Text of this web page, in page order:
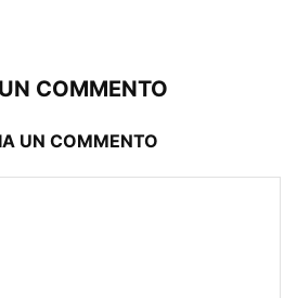
COMMENTO
UN COMMENTO